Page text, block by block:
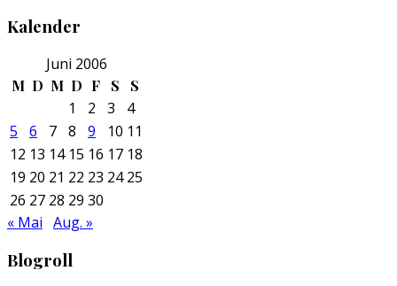
Kalender
Juni 2006
M D M D F S S
1 2 3
4
5
6 7 8 9 10 11
12 13 14 15 16 17 18
19 20 21 22 23 24 25
26 27 28 29 30
« Mai Aug. »
Blogroll